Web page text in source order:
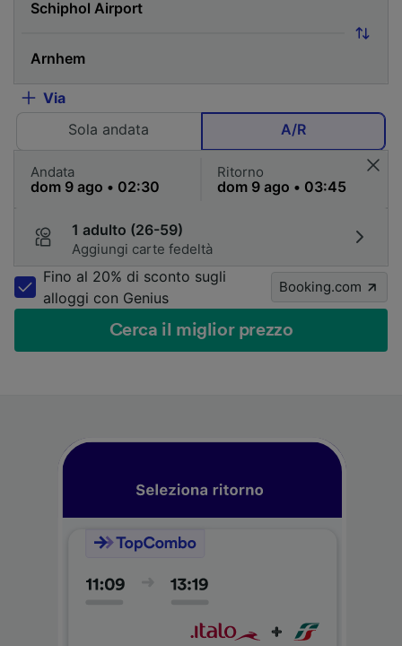
Via
Sola andata
A/R
Andata Ritorno
1 adulto (26-59)
Aggiungi carte fedeltà
Fino al 20% di sconto sugli
alloggi con Genius
Booking.com
Cerca il miglior prezzo